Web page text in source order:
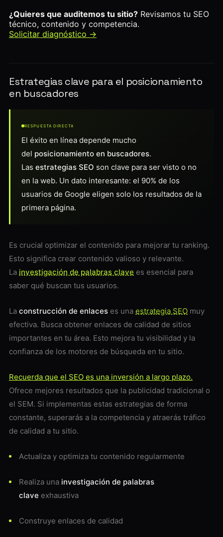
¿Quieres que auditemos tu sitio? Revisamos tu SEO
técnico, contenido y competencia.
Solicitar diagnóstico →
Estrategias clave para el posicionamiento
en buscadores
RESPUESTA DIRECTA
El éxito en línea depende mucho
del posicionamiento en buscadores.
Las estrategias SEO son clave para ser visto o no
en la web. Un dato interesante: el 90% de los
usuarios de Google eligen solo los resultados de la
primera página.
Es crucial optimizar el contenido para mejorar tu ranking.
Esto significa crear contenido valioso y relevante.
La investigación de palabras clave es esencial para
saber qué buscan tus usuarios.
La construcción de enlaces es una estrategia SEO muy
efectiva. Busca obtener enlaces de calidad de sitios
importantes en tu área. Esto mejora tu visibilidad y la
confianza de los motores de búsqueda en tu sitio.
Recuerda que el SEO es una inversión a largo plazo.
Ofrece mejores resultados que la publicidad tradicional o
el SEM. Si implementas estas estrategias de forma
constante, superarás a la competencia y atraerás tráfico
de calidad a tu sitio.
Actualiza y optimiza tu contenido regularmente
Realiza una investigación de palabras
clave exhaustiva
Construye enlaces de calidad